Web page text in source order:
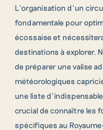
L’organisation d’un
fondamentale pour
écossaise et
destinations à explorer.
de préparer une valise
météorologiques
une liste
crucial de connaître les
spécifiques au